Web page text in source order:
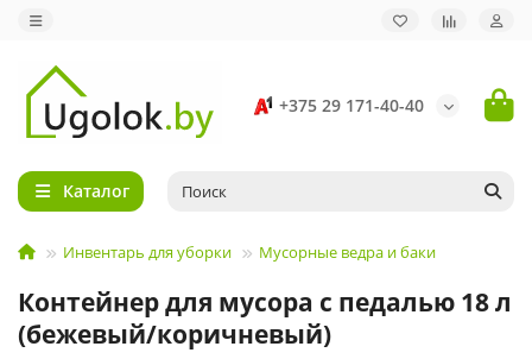
+375 29 171-40-40
Каталог
Инвентарь для уборки Мусорные ведра и баки
Контейнер для мусора с педалью 18 л
(бежевый/коричневый)